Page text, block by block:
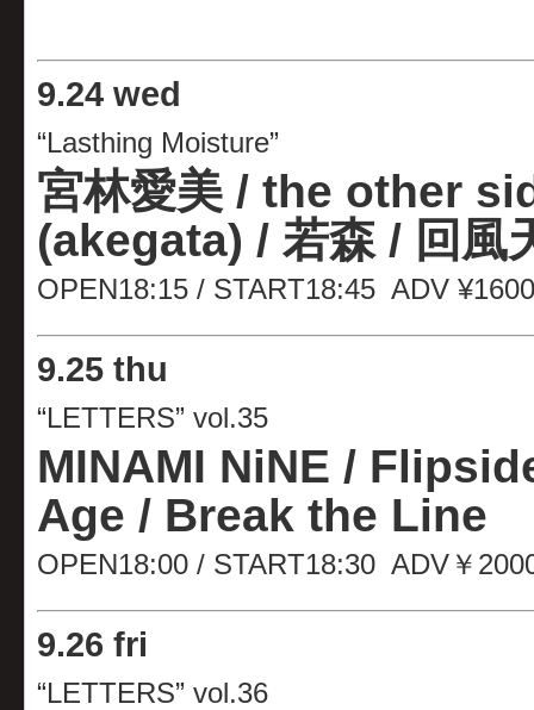
9.24 wed
“Lasthing Moisture”
宮林愛美 / the other
(akegata) / 若森 / 回風
OPEN18:15 / START18:45 ADV
9.25 thu
“LETTERS” vol.35
MINAMI NiNE /
Age / Break the Line
OPEN18:00 / START18:30 ADV￥
9.26 fri
“LETTERS” vol.36